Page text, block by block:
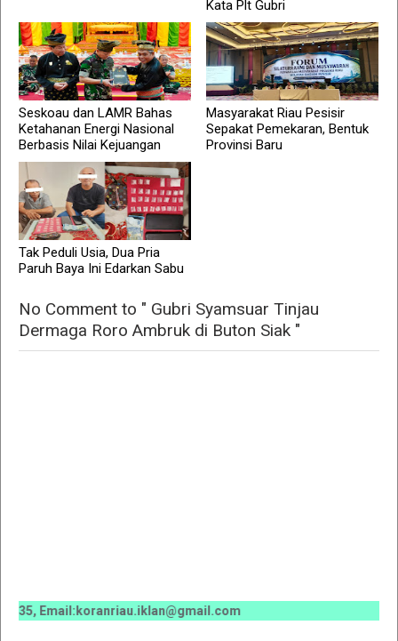
Kata Plt Gubri
Seskoau dan LAMR Bahas
Ketahanan Energi Nasional
Berbasis Nilai Kejuangan
Masyarakat Riau Pesisir
Sepakat Pemekaran, Bentuk
Provinsi Baru
Tak Peduli Usia, Dua Pria
Paruh Baya Ini Edarkan Sabu
No Comment to " Gubri Syamsuar Tinjau
Dermaga Roro Ambruk di Buton Siak "
Email:koranriau.iklan@gmail.com